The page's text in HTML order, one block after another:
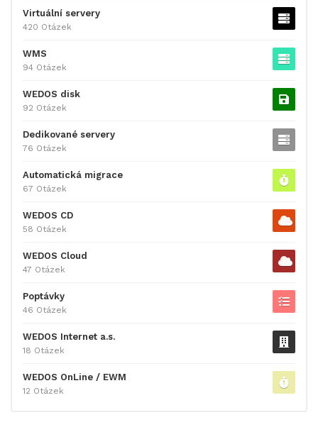
Virtuální servery
420 Otázek
WMS
94 Otázek
WEDOS disk
92 Otázek
Dedikované servery
76 Otázek
Automatická migrace
67 Otázek
WEDOS CD
58 Otázek
WEDOS Cloud
47 Otázek
Poptávky
46 Otázek
WEDOS Internet a.s.
18 Otázek
WEDOS OnLine / EWM
12 Otázek